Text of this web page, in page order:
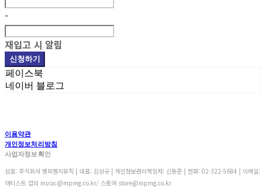
-
재입고 시 알림
신청하기
페이스북
네이버 블로그
이용약관
개인정보처리방침
사업자정보확인
상호: 주식회사 엠피엠지뮤직 | 대표: 김상규 | 개인정보관리책임자: 신동준 | 전화: 02-322-5684 | 이메일:
아티스트 섭외 music@mpmg.co.kr/ 스토어 store@mpmg.co.kr